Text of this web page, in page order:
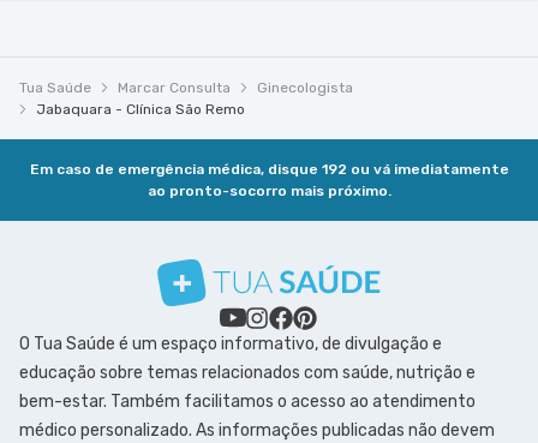
Tua Saúde Marcar Consulta
Ginecologista
Jabaquara - Clínica São Remo
Em caso de emergência médica, disque 192 ou vá imediatamente
ao pronto-socorro mais próximo.
O Tua Saúde é um espaço informativo, de divulgação e
educação sobre temas relacionados com saúde, nutrição e
bem-estar. Também facilitamos o acesso ao atendimento
médico personalizado. As informações publicadas não devem